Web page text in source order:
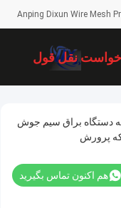
Anping Dixun Wire Mesh
نقل قول
/ دقیقه دستگاه براق سیم جوش
هم اکنون تماس بگیرید